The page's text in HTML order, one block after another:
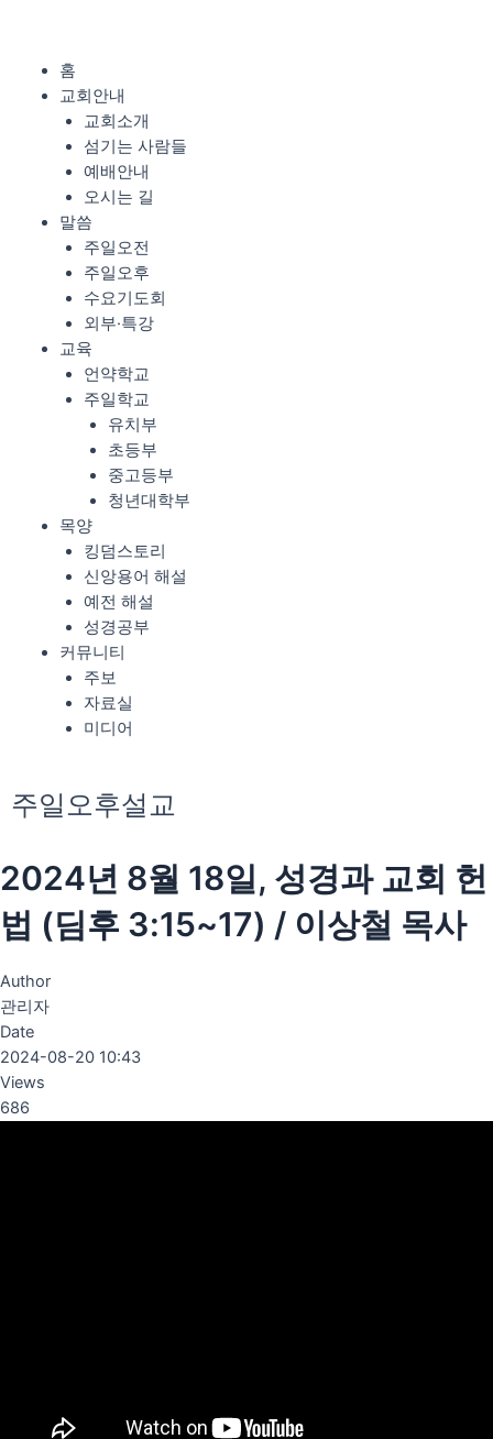
Menu
홈
교회안내
교회소개
섬기는 사람들
예배안내
오시는 길
말씀
주일오전
주일오후
수요기도회
외부·특강
교육
언약학교
주일학교
유치부
초등부
중고등부
청년대학부
목양
킹덤스토리
신앙용어 해설
예전 해설
성경공부
커뮤니티
주보
자료실
미디어
주일오후설교
2024년 8월 18일, 성경과 교회 헌
법 (딤후 3:15~17) / 이상철 목사
Author
관리자
Date
2024-08-20 10:43
Views
686